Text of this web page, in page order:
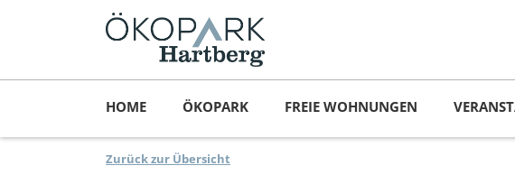
HOME ÖKOPARK FREIE WOHNUNGEN
Zurück zur Übersicht